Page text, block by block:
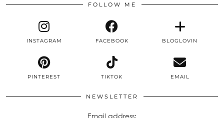
FOLLOW ME
INSTAGRAM FACEBOOK BLOGLOVIN
PINTEREST TIKTOK EMAIL
NEWSLETTER
Email address: